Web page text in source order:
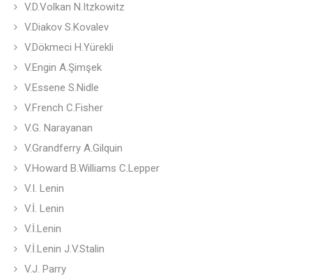
V.D.Volkan N.Itzkowitz
V.Diakov S.Kovalev
V.Dökmeci H.Yürekli
V.Engin A.Şimşek
V.Essene S.Nidle
V.French C.Fisher
V.G. Narayanan
V.Grandferry A.Gilquin
V.Howard B.Williams C.Lepper
V.I. Lenin
V.İ. Lenin
V.İ.Lenin
V.İ.Lenin J.V.Stalin
V.J. Parry